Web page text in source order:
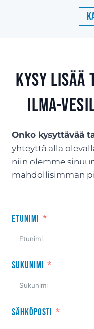
Kysy lisää
ilma-
Onko kysyttävää
yhteyttä alla
niin olemme
mahdollisimman
Etunimi
Sukunimi
Sähköposti